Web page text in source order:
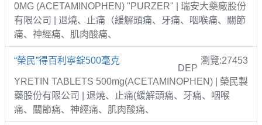
0MG (ACETAMINOPHEN) "PURZER" | 瑞安大藥廠股份
有限公司 | 退燒、止痛（緩解頭痛、牙痛、咽喉痛、關節
痛、神經痛、肌肉酸痛、
“榮民”得百利寧錠500毫克 瀏覽:27453
DEP
YRETIN TABLETS 500mg(ACETAMINOPHEN) | 榮民製
藥股份有限公司 | 退燒、止痛(緩解頭痛、牙痛、咽喉
痛、關節痛、神經痛、肌肉酸痛、